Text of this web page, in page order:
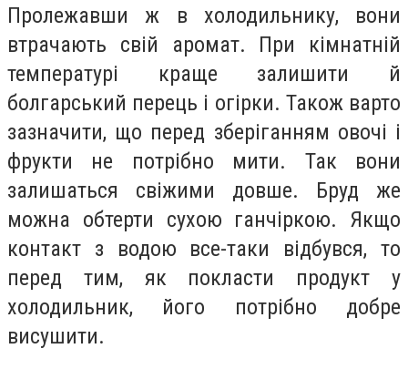
Пролежавши ж в холодильнику, вони
втрачають свій аромат. При кімнатній
температурі краще залишити й
болгарський перець і огірки. Також варто
зазначити, що перед зберіганням овочі і
фрукти не потрібно мити. Так вони
залишаться свіжими довше. Бруд же
можна обтерти сухою ганчіркою. Якщо
контакт з водою все-таки відбувся, то
перед тим, як покласти продукт у
холодильник, його потрібно добре
висушити.